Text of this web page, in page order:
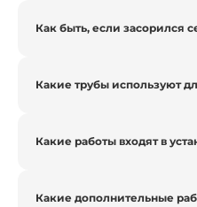
Как быть, если засорился
Какие трубы используют
Какие работы входят в
Какие дополнительные